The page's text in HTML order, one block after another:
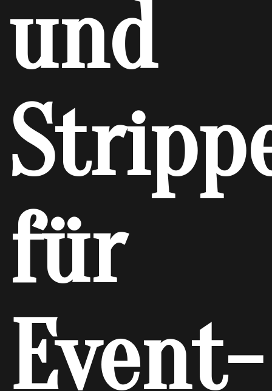
und
für
Event-